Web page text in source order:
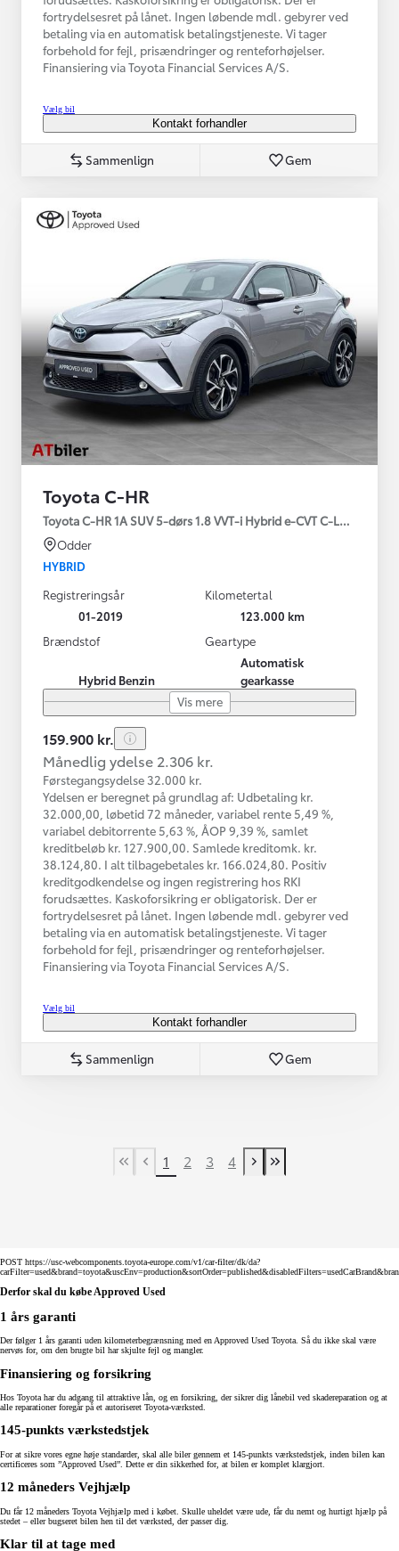
fortrydelsesret på lånet. Ingen løbende mdl. gebyrer ved
betaling via en automatisk betalingstjeneste. Vi tager
forbehold for fejl, prisændringer og renteforhøjelser.
Finansiering via Toyota Financial Services A/S.
Vælg bil
Kontakt forhandler
Sammenlign Gem
Toyota C-HR
Toyota C-HR 1A SUV 5-dørs 1.8 VVT-i Hybrid e-CVT C-LUB -
Odder
HYBRID
Registreringsår
01-2019
Kilometertal
123.000 km
Brændstof
Hybrid Benzin
Geartype
Automatisk
gearkasse
Vis mere
159.900 kr.
Månedlig ydelse 2.306 kr.
Førstegangsydelse 32.000 kr.
Ydelsen er beregnet på grundlag af: Udbetaling kr.
32.000,00, løbetid 72 måneder, variabel rente 5,49 %,
variabel debitorrente 5,63 %, ÅOP 9,39 %, samlet
kreditbeløb kr. 127.900,00. Samlede kreditomk. kr.
38.124,80. I alt tilbagebetales kr. 166.024,80. Positiv
kreditgodkendelse og ingen registrering hos RKI
forudsættes. Kaskoforsikring er obligatorisk. Der er
fortrydelsesret på lånet. Ingen løbende mdl. gebyrer ved
betaling via en automatisk betalingstjeneste. Vi tager
forbehold for fejl, prisændringer og renteforhøjelser.
Finansiering via Toyota Financial Services A/S.
Vælg bil
Kontakt forhandler
Sammenlign Gem
First Page
Tidligere side
1 2 3 4
Næste side
Last Page
POST https://usc-webcomponents.toyota-europe.com/v1/car-filter/dk/da?
Derfor skal du købe Approved Used
1 års garanti
Der følger 1 års garanti uden kilometerbegrænsning med en Approved Used Toyota. Så du ikke skal være
nervøs for, om den brugte bil har skjulte fejl og mangler.
Finansiering og forsikring
Hos Toyota har du adgang til attraktive lån, og en forsikring, der sikrer dig lånebil ved skadereparation og at
alle reparationer foregår på et autoriseret Toyota-værksted.
145-punkts værkstedstjek
For at sikre vores egne høje standarder, skal alle biler gennem et 145-punkts værkstedstjek, inden bilen kan
certificeres som ”Approved Used”. Dette er din sikkerhed for, at bilen er komplet klargjort.
12 måneders Vejhjælp
Du får 12 måneders Toyota Vejhjælp med i købet. Skulle uheldet være ude, får du nemt og hurtigt hjælp på
stedet – eller bugseret bilen hen til det værksted, der passer dig.
Klar til at tage med